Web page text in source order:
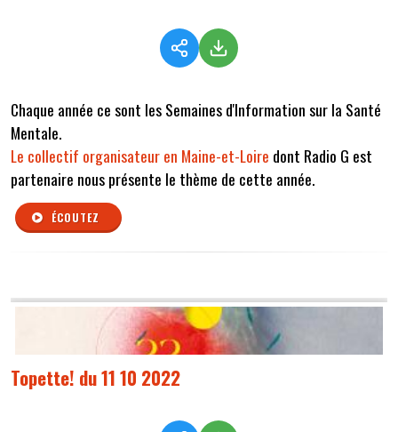
Chaque année ce sont les Semaines d'Information sur la Santé
Mentale.
Le collectif organisateur en Maine-et-Loire dont Radio G est
partenaire nous présente le thème de cette année.
ÉCOUTEZ
Topette! du 11 10 2022